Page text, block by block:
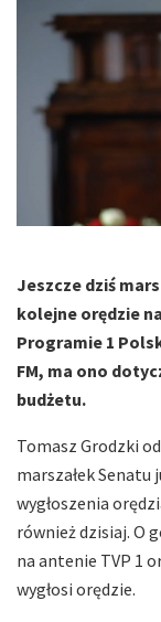
Jeszcze dziś
kolejne orędzie
Programie 1
FM, ma ono
budżetu.
Tomasz Grodzki
marszałek
wygłoszenia
również dzisiaj. O
na antenie TVP 1
wygłosi orędzie.